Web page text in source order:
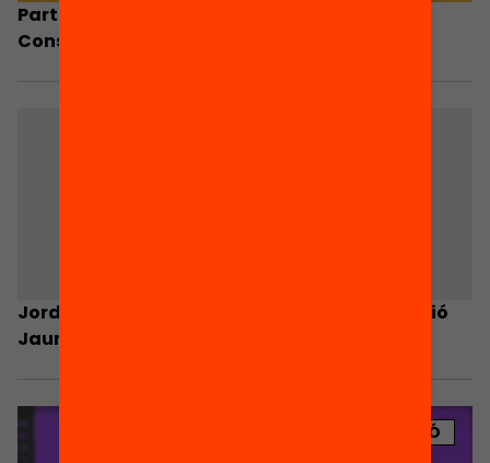
Participació ciutadana i govern local: els
Consells Ciutadans
Jordi Sànchez deixa la direcció de la Fundació
Jaume Bofill
PUBLICACIÓ